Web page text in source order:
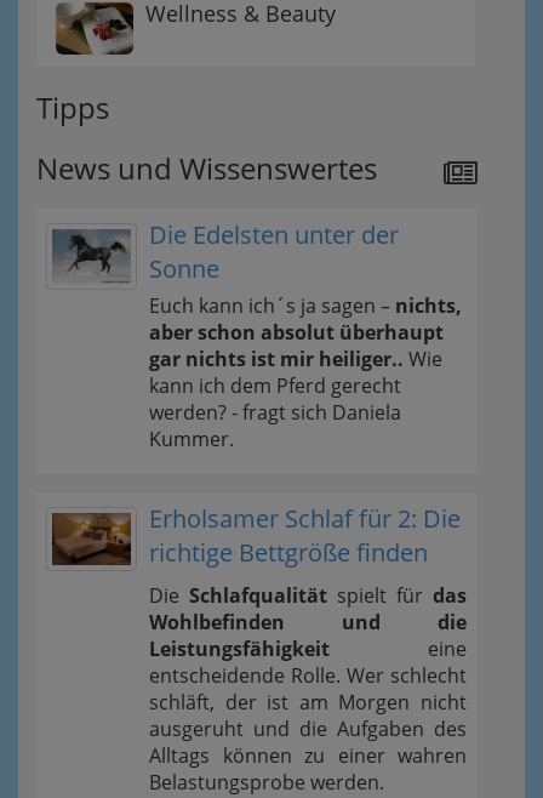
Wellness & Beauty
Tipps
News und Wissenswertes
Die Edelsten unter der
Sonne
Euch kann ich´s ja sagen – nichts,
aber schon absolut überhaupt
gar nichts ist mir heiliger.. Wie
kann ich dem Pferd gerecht
werden? - fragt sich Daniela
Kummer.
Erholsamer Schlaf für 2: Die
richtige Bettgröße finden
Die Schlafqualität spielt für das
Wohlbefinden und die
Leistungsfähigkeit eine
entscheidende Rolle. Wer schlecht
schläft, der ist am Morgen nicht
ausgeruht und die Aufgaben des
Alltags können zu einer wahren
Belastungsprobe werden.